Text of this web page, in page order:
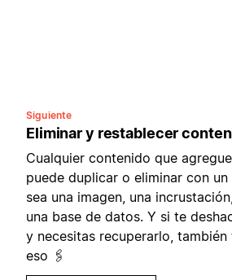
Siguiente
Eliminar y restablecer
Cualquier contenido que
puede duplicar o eliminar con
sea una imagen, una
una base de datos. Y si te
y necesitas recuperarlo,
eso 🖇